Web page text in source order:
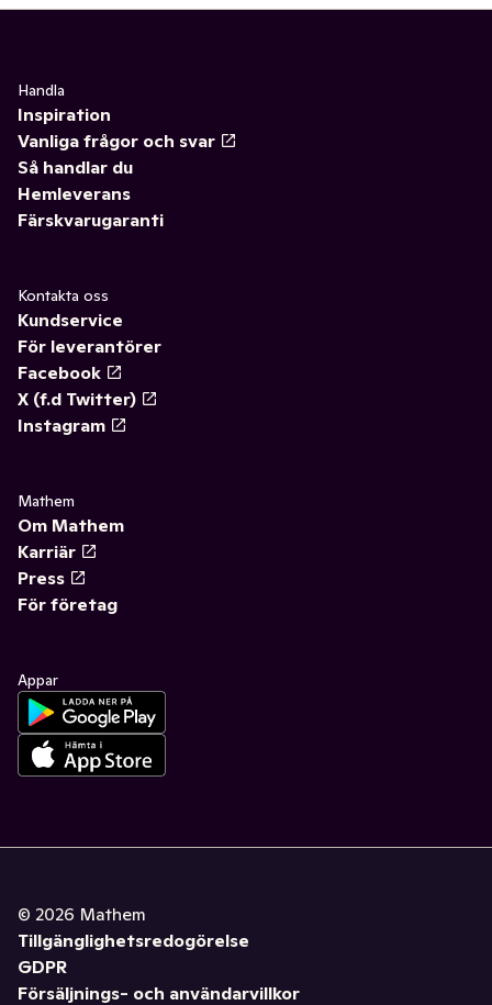
Handla
Inspiration
Vanliga frågor och svar
Så handlar du
Hemleverans
Färskvarugaranti
Kontakta oss
Kundservice
För leverantörer
Facebook
X (f.d Twitter)
Instagram
Mathem
Om Mathem
Karriär
Press
För företag
Appar
© 2026 Mathem
Tillgänglighetsredogörelse
GDPR
Försäljnings- och användarvillkor